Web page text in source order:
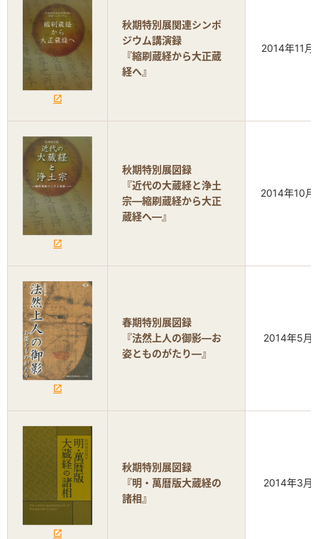
秋期特別展関連シンポ
ジウム講演録
『縮刷蔵経から大正蔵
経へ』
2014年11月
秋期特別展図録
『近代の大蔵経と浄土
宗―縮刷蔵経から大正
蔵経へ―』
2014年10月
春期特別展図録
『法然上人の御影―お
姿とものがたり―』
2014年5月
秋期特別展図録
『明・萬暦版大蔵経の
諸相』
2014年3月